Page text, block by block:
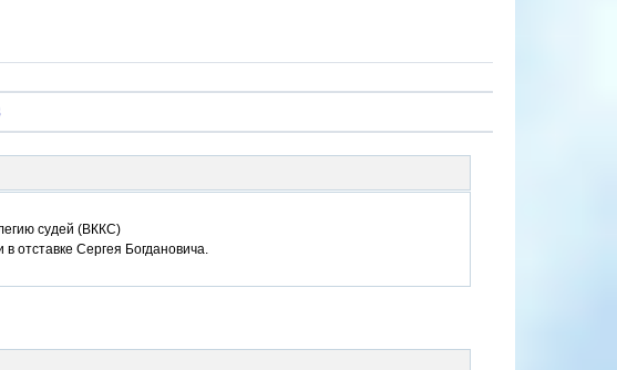
судей (ВККС)
отставке Сергея Богдановича.